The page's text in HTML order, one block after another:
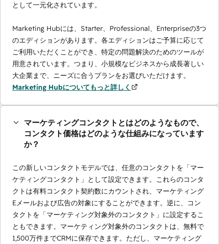
として一元化されています。
Marketing Hubには、Starter、Professional、Enterpriseの3つ
のエディションがあります。各エディションはご予算に応じて
ご利用いただくことができ、特定の問題解決のためのツールが
用意されています。つまり、小規模なビジネスから成長著しい
大企業まで、ニーズに合うプランをお選びいただけます。
Marketing Hubについてもっと詳しく
マーケティングコンタクトとはどのようなもので、
コンタクト価格はどのような仕組みになっています
か？
この新しいコンタクトモデルでは、任意のコンタクトを「マー
ケティングコンタクト」として設定できます。これらのコンタ
クトは有料コンタクト契約数にカウントされ、マーケティング
Eメールおよび広告の対象にすることができます。逆に、コン
タクトを「マーケティング対象外のコンタクト」に設定するこ
ともできます。マーケティング対象外のコンタクトは、無料で
1,500万件までCRMに保存できます。ただし、マーケティング